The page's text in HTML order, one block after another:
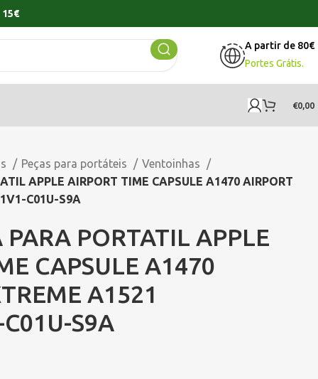
A partir de 80€
Portes Grátis.
€0,00
Peças para portáteis
Ventoinhas
APPLE AIRPORT TIME CAPSULE A1470 AIRPORT
C01U-S9A
PORTATIL APPLE
CAPSULE A1470
A1521
S9A